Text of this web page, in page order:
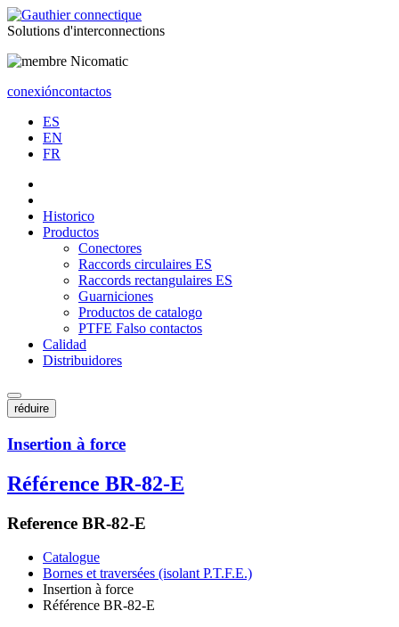
Solutions d'interconnections
conexióncontactos
ES
EN
FR
Historico
Productos
Conectores
Raccords circulaires ES
Raccords rectangulaires ES
Guarniciones
Productos de catalogo
PTFE Falso contactos
Calidad
Distribuidores
réduire
Insertion à force
Référence BR-82-E
Reference BR-82-E
Catalogue
Bornes et traversées (isolant P.T.F.E.)
Insertion à force
Référence BR-82-E